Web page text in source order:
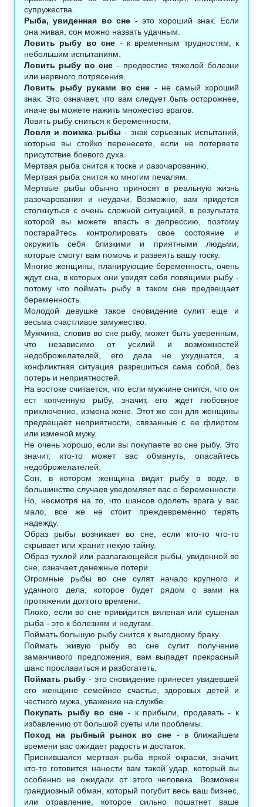
супружества.
Рыба, увиденная во сне - это хороший знак. Если
она живая, сон можно назвать удачным.
Ловить рыбу во сне - к временным трудностям, к
небольшим испытаниям.
Ловить рыбу во сне - предвестие тяжелой болезни
или нервного потрясения.
Ловить рыбу руками во сне - не самый хороший
знак. Это означает, что вам следует быть осторожнее,
иначе вы можете нажить множество врагов.
Ловить рыбу сниться к беременности.
Ловля и поимка рыбы - знак серьезных испытаний,
которые вы стойко перенесете, если не потеряете
присутствие боевого духа.
Мертвая рыба снится к тоске и разочарованию.
Мертвая рыба снится ко многим печалям.
Мертвые рыбы обычно приносят в реальную жизнь
разочарования и неудачи. Возможно, вам придется
столкнуться с очень сложной ситуацией, в результате
которой вы можете впасть в депрессию, поэтому
постарайтесь контролировать свое состояние и
окружить себя близкими и приятными людьми,
которые смогут вам помочь и развеять вашу тоску.
Многие женщины, планирующие беременность, очень
ждут сна, в которых они увидят себя ловящими рыбу -
потому что поймать рыбу в таком сне предвещает
беременность.
Молодой девушке такое сновидение сулит еще и
весьма счастливое замужество.
Мужчина, словив во сне рыбу, может быть уверенным,
что независимо от усилий и возможностей
недоброжелателей, его дела не ухудшатся, а
конфликтная ситуация разрешиться сама собой, без
потерь и неприятностей.
На востоке считается, что если мужчине снится, что он
ест копченную рыбу, значит, его ждет любовное
приключение, измена жене. Этот же сон для женщины
предвещает неприятности, связанные с ее флиртом
или изменой мужу.
Не очень хорошо, если вы покупаете во сне рыбу. Это
значит, кто-то может вас обмануть, опасайтесь
недоброжелателей.
Сон, в котором женщина видит рыбу в воде, в
большинстве случаев уведомляет вас о беременности.
Но, несмотря на то, что шансов одолеть врага у вас
мало, все же не стоит преждевременно терять
надежду.
Образ рыбы возникает во сне, если кто-то что-то
скрывает или хранит некую тайну.
Образ тухлой или разлагающейся рыбы, увиденной во
сне, означает денежные потери.
Огромные рыбы во сне сулят начало крупного и
удачного дела, которое будет рядом с вами на
протяжении долгого времени.
Плохо, если во сне привидится вяленая или сушеная
рыба - это к болезням и недугам.
Поймать большую рыбу снится к выгодному браку.
Поймать живую рыбу во сне сулит получение
заманчивого предложения, вам выпадет прекрасный
шанс прославиться и разбогатеть.
Поймать рыбу- это сновидение принесет увидевшей
его женщине семейное счастье, здоровых детей и
честного мужа, уважение на службе.
Покупать рыбу во сне- к прибыли, продавать - к
избавлению от большой суеты или проблемы.
Поход на рыбный рынок во сне- в ближайшем
времени вас ожидает радость и достаток.
Приснившаяся мертвая рыба яркой окраски, значит,
кто-то готовится нанести вам такой удар, который вы
особенно не ожидали от этого человека. Возможен
грандиозный обман, который погубит весь ваш бизнес,
или отравление, которое сильно пошатнет ваше